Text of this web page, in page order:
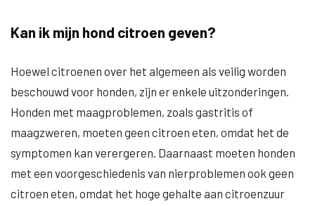
Kan ik mijn hond citroen geven?
Hoewel citroenen over het algemeen als veilig worden
beschouwd voor honden, zijn er enkele uitzonderingen.
Honden met maagproblemen, zoals gastritis of
maagzweren, moeten geen citroen eten, omdat het de
symptomen kan verergeren. Daarnaast moeten honden
met een voorgeschiedenis van nierproblemen ook geen
citroen eten, omdat het hoge gehalte aan citroenzuur